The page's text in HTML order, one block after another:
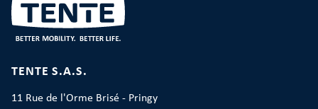
TENTE S.A.S.
11 Rue de l'Orme Brisé - Pringy